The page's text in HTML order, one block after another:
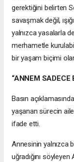
gerektiğini belirten
savaşmak değil,
yalnızca yasalarla
merhametle
bir yaşam biçimi
“ANNEM SADECE
Basın
yaşanan sürecin
ifade etti.
Annesinin yalnızca
uğradığını